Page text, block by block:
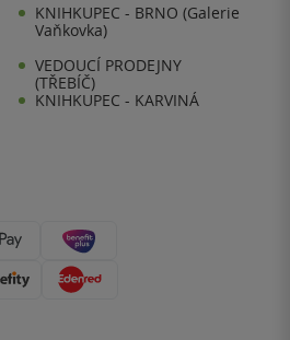
KNIHKUPEC - BRNO (Galerie
Vaňkovka)
VEDOUCÍ PRODEJNY
(TŘEBÍČ)
KNIHKUPEC - KARVINÁ